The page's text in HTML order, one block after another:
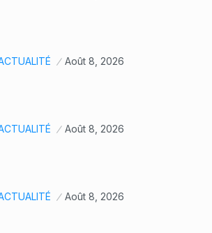
Août 8, 2026
Août 8, 2026
Août 8, 2026